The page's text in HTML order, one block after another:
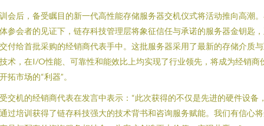
会后，备受瞩目的新一代高性能存储服务器交机仪式将活动推向高潮
参会者的见证下，链存科技管理层将象征信任与承诺的服务器金钥匙
付给首批采购的经销商代表手中。这批服务器采用了最新的存储介质
术，在I/O性能、可靠性和能效比上均实现了行业领先，将成为经销商
拓市场的“利器”。
交机的经销商代表在发言中表示：“此次获得的不仅是先进的硬件设备
过培训获得了链存科技强大的技术背书和咨询服务赋能。我们有信心